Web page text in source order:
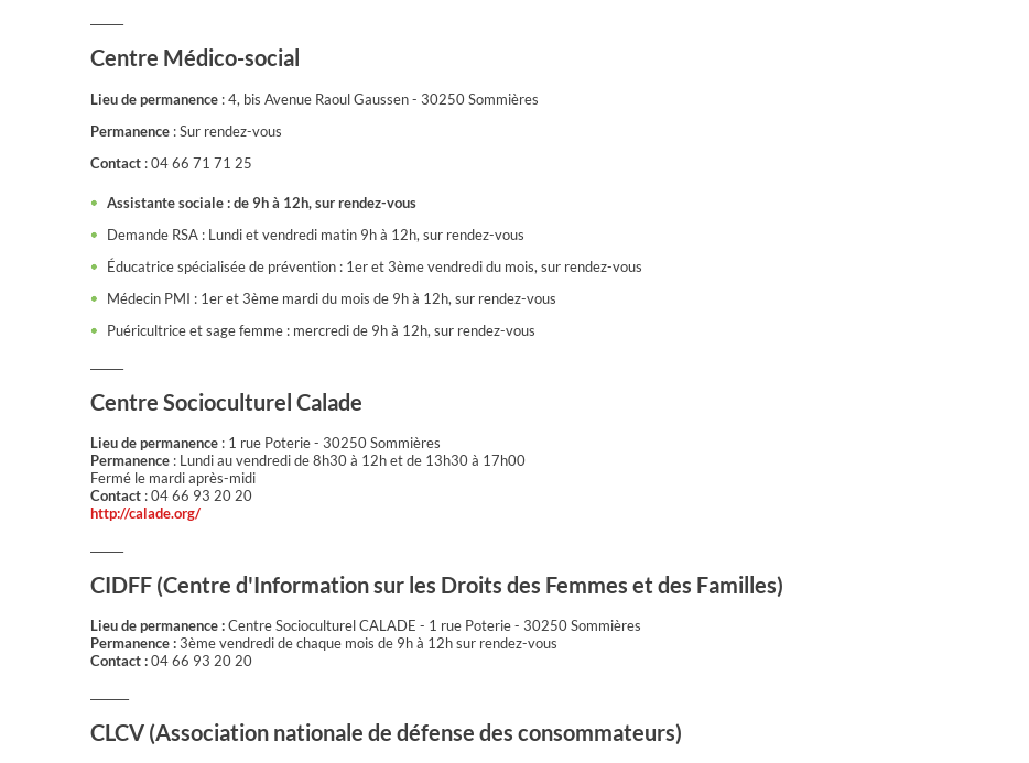
Centre Médico-social
Lieu de permanence : 4, bis Avenue Raoul Gaussen - 30250 Sommières
Permanence : Sur rendez-vous
Contact : 04 66 71 71 25
Assistante sociale : de 9h à 12h, sur rendez-vous
Demande RSA : Lundi et vendredi matin 9h à 12h, sur rendez-vous
Éducatrice spécialisée de prévention : 1er et 3ème vendredi du mois, sur rendez-vous
Médecin PMI : 1er et 3ème mardi du mois de 9h à 12h, sur rendez-vous
Puéricultrice et sage femme : mercredi de 9h à 12h, sur rendez-vous
Centre Socioculturel Calade
Lieu de permanence : 1 rue Poterie - 30250 Sommières
Permanence : Lundi au vendredi de 8h30 à 12h et de 13h30 à 17h00
Fermé le mardi après-midi
Contact : 04 66 93 20 20
http://calade.org/
CIDFF (Centre d'Information sur les Droits des Femmes et des Familles)
Lieu de permanence :Centre Socioculturel CALADE - 1 rue Poterie - 30250 Sommières
Permanence :3ème vendredi de chaque mois de 9h à 12h sur rendez-vous
Contact :04 66 93 20 20
CLCV (Association nationale de défense des consommateurs)